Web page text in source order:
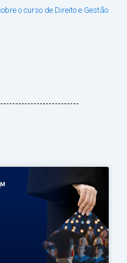
o curso de Direito e Gestão
PáginaPágina